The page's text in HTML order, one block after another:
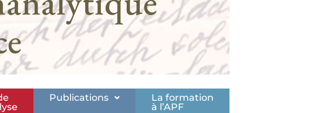
Publications
La formation
à l’APF